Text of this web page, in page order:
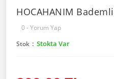
HOCAHANIM
0 - Yorum Yap
Stok
Stokta Var